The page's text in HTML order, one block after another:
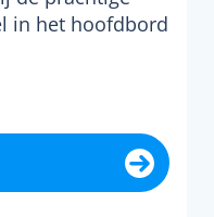
in het hoofdbord